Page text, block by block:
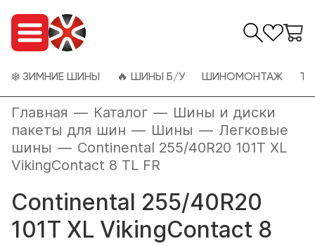
❄️ ЗИМНИЕ ШИНЫ 🔥 ШИНЫ Б/У ШИНОМОНТАЖ
Главная — Каталог — Шины и диски
пакеты для шин — Шины — Легковые
шины — Continental 255/40R20 101T XL
VikingContact 8 TL FR
Continental 255/40R20
101T XL VikingContact 8